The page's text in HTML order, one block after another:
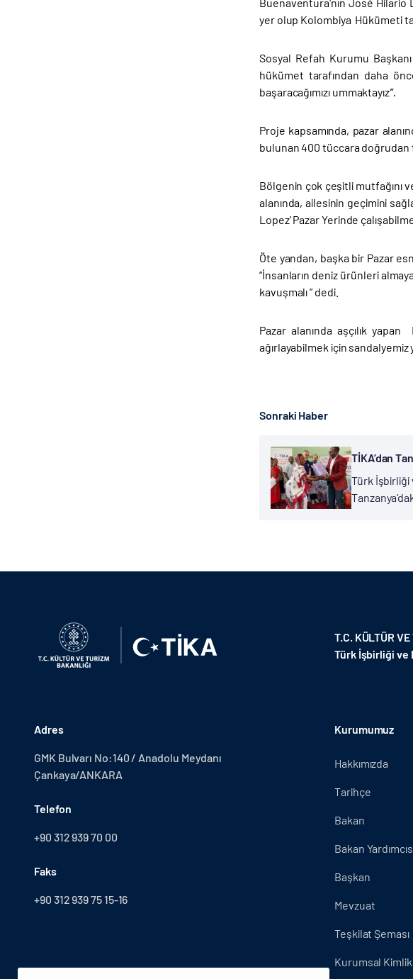
yer olup Kolombiya Hükümeti
Sosyal Refah Kurumu
hükümet tarafından daha
başaracağımızı ummaktayız”.
Proje kapsamında, pazar
bulunan 400 tüccara doğrudan
Bölgenin çok çeşitli mutfağını
alanında, ailesinin geçimini
Lopez' Pazar Yerinde
Öte yandan, başka bir Pazar
“İnsanların deniz ürünleri
kavuşmalı ” dedi.
Pazar alanında aşçılık
ağırlayabilmek için
Sonraki Haber
TİKA’dan
Türk İşbirliği
T.C. KÜLTÜR
Türk İşbirliği ve
Adres
GMK Bulvarı No:140 / Anadolu Meydanı
Çankaya/ANKARA
Telefon
+90 312 939 70 00
Faks
+90 312 939 75 15-16
Kurumumuz
Hakkımızda
Tarihçe
Bakan
Bakan
Başkan
Mevzuat
Teşkilat Şeması
Kurumsal Kimlik